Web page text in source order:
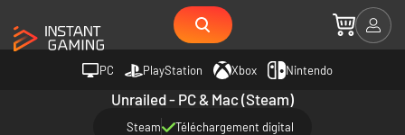
PC PlayStation Xbox Nintendo
Unrailed - PC & Mac (Steam)
Steam Téléchargement digital